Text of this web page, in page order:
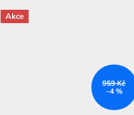
Akce
959 Kč
–4 %